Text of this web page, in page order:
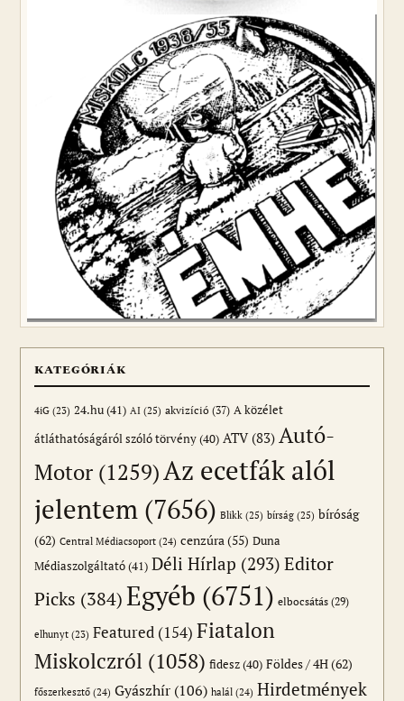
KATEGÓRIÁK
4iG (23) 24.hu(41) AI (25) akvizíció (37) A közélet
átláthatóságáról szóló törvény(40) ATV(83) Autó-
Motor (1259)Az ecetfák alól
jelentem (7656) Blikk (25) bírság (25) bíróság
(62) Central Médiacsoport (24) cenzúra(55) Duna
Médiaszolgáltató(41) Déli Hírlap (293) Editor
Picks (384)Egyéb (6751) elbocsátás (29)
elhunyt (23) Featured (154) Fiatalon
Miskolczról (1058) fidesz(40) Földes / 4H(62)
főszerkesztő (24) Gyászhír (106) halál (24) Hirdetmények